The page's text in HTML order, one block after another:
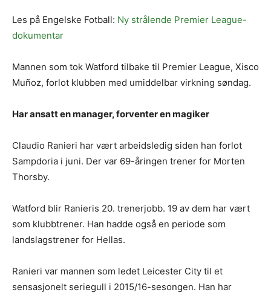
Les på Engelske Fotball: Ny strålende Premier League-
dokumentar
Mannen som tok Watford tilbake til Premier League, Xisco
Muñoz, forlot klubben med umiddelbar virkning søndag.
Har ansatt en manager, forventer en magiker
Claudio Ranieri har vært arbeidsledig siden han forlot
Sampdoria i juni. Der var 69-åringen trener for Morten
Thorsby.
Watford blir Ranieris 20. trenerjobb. 19 av dem har vært
som klubbtrener. Han hadde også en periode som
landslagstrener for Hellas.
Ranieri var mannen som ledet Leicester City til et
sensasjonelt seriegull i 2015/16-sesongen. Han har